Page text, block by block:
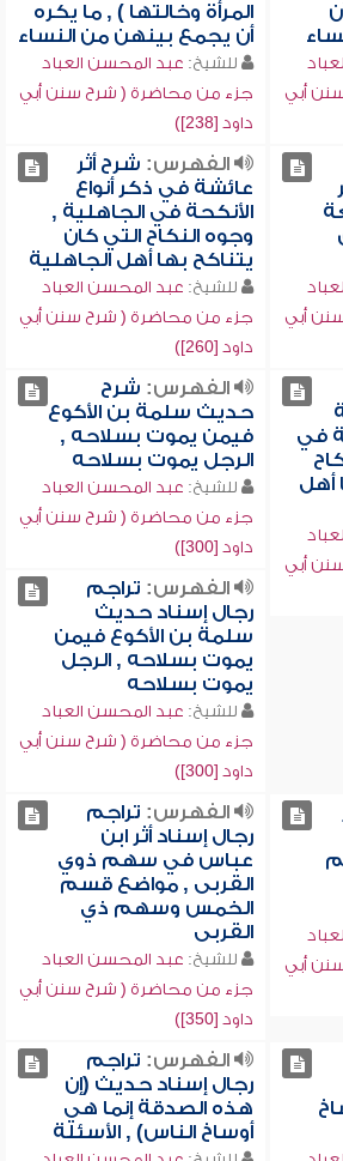
أبي
المرأة وخالتها ) , ما يكره
أن يجمع بينهن من النساء
للشيخ: عبد المحسن العباد
جزء من محاضرة ( شرح سنن أبي
داود [238])
أبي
الفهرس: شرح أثر
عائشة في ذكر أنواع
الأنكحة في الجاهلية ,
وجوه النكاح التي كان
يتناكح بها أهل الجاهلية
للشيخ: عبد المحسن العباد
جزء من محاضرة ( شرح سنن أبي
داود [260])
في
أهل
أبي
الفهرس: شرح
حديث سلمة بن الأكوع
فيمن يموت بسلاحه ,
الرجل يموت بسلاحه
للشيخ: عبد المحسن العباد
جزء من محاضرة ( شرح سنن أبي
داود [300])
الفهرس: تراجم
رجال إسناد حديث
سلمة بن الأكوع فيمن
يموت بسلاحه , الرجل
يموت بسلاحه
للشيخ: عبد المحسن العباد
جزء من محاضرة ( شرح سنن أبي
داود [300])
أبي
الفهرس: تراجم
رجال إسناد أثر ابن
عباس في سهم ذوي
القربى , مواضع قسم
الخمس وسهم ذي
القربى
للشيخ: عبد المحسن العباد
جزء من محاضرة ( شرح سنن أبي
داود [350])
الفهرس: تراجم
رجال إسناد حديث (إن
هذه الصدقة إنما هي
أوساخ الناس) , الأسئلة